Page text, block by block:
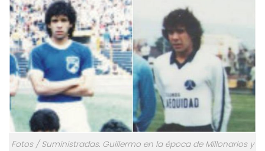
Fotos / Suministradas. Guillermo en la época de Millonarios y